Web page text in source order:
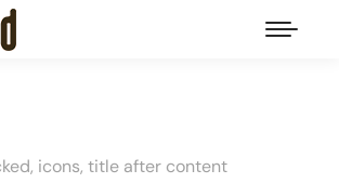
icons, title after content